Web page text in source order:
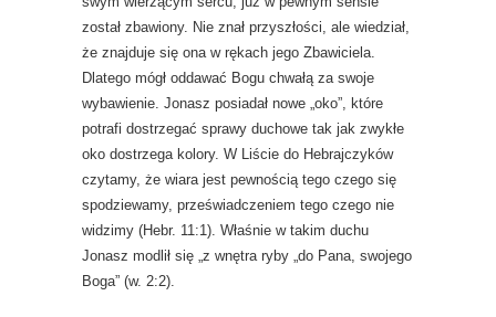
został zbawiony. Nie znał przyszłości, ale wiedział,
że znajduje się ona w rękach jego Zbawiciela.
Dlatego mógł oddawać Bogu chwałą za swoje
wybawienie. Jonasz posiadał nowe „oko”, które
potrafi dostrzegać sprawy duchowe tak jak zwykłe
oko dostrzega kolory. W Liście do Hebrajczyków
czytamy, że wiara jest pewnością tego czego się
spodziewamy, przeświadczeniem tego czego nie
widzimy (Hebr. 11:1). Właśnie w takim duchu
Jonasz modlił się „z wnętra ryby „do Pana, swojego
Boga” (w. 2:2).